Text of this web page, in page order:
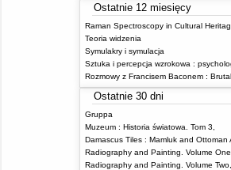
Ostatnie 12 miesięcy
Teoria widzenia
Symulakry i symulacja
Ostatnie 30 dni
Gruppa
Muzeum : Historia światowa. Tom 3,
Radiography and Painting. Volume One,
Radiography and Painting. Volume Two,